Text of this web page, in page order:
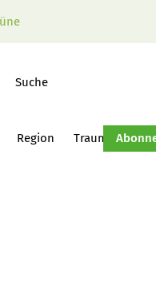
Suche
Region Traumtraktor